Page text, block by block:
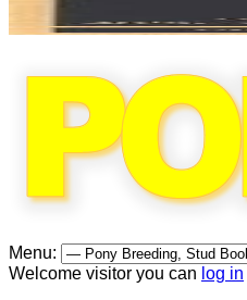
Menu:
Welcome visitor you can log in